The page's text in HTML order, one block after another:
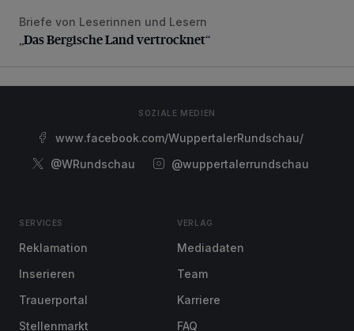
„Das Bergische Land vertrocknet“
Briefe von Leserinnen und Lesern
„Das Bergische Land vertrocknet“
SOZIALE MEDIEN
www.facebook.com/WuppertalerRundschau/
@WRundschau
@wuppertalerrundschau
SERVICES
Reklamation
Inserieren
Trauerportal
Stellenmarkt
VERLAG
Mediadaten
Team
Karriere
FAQ